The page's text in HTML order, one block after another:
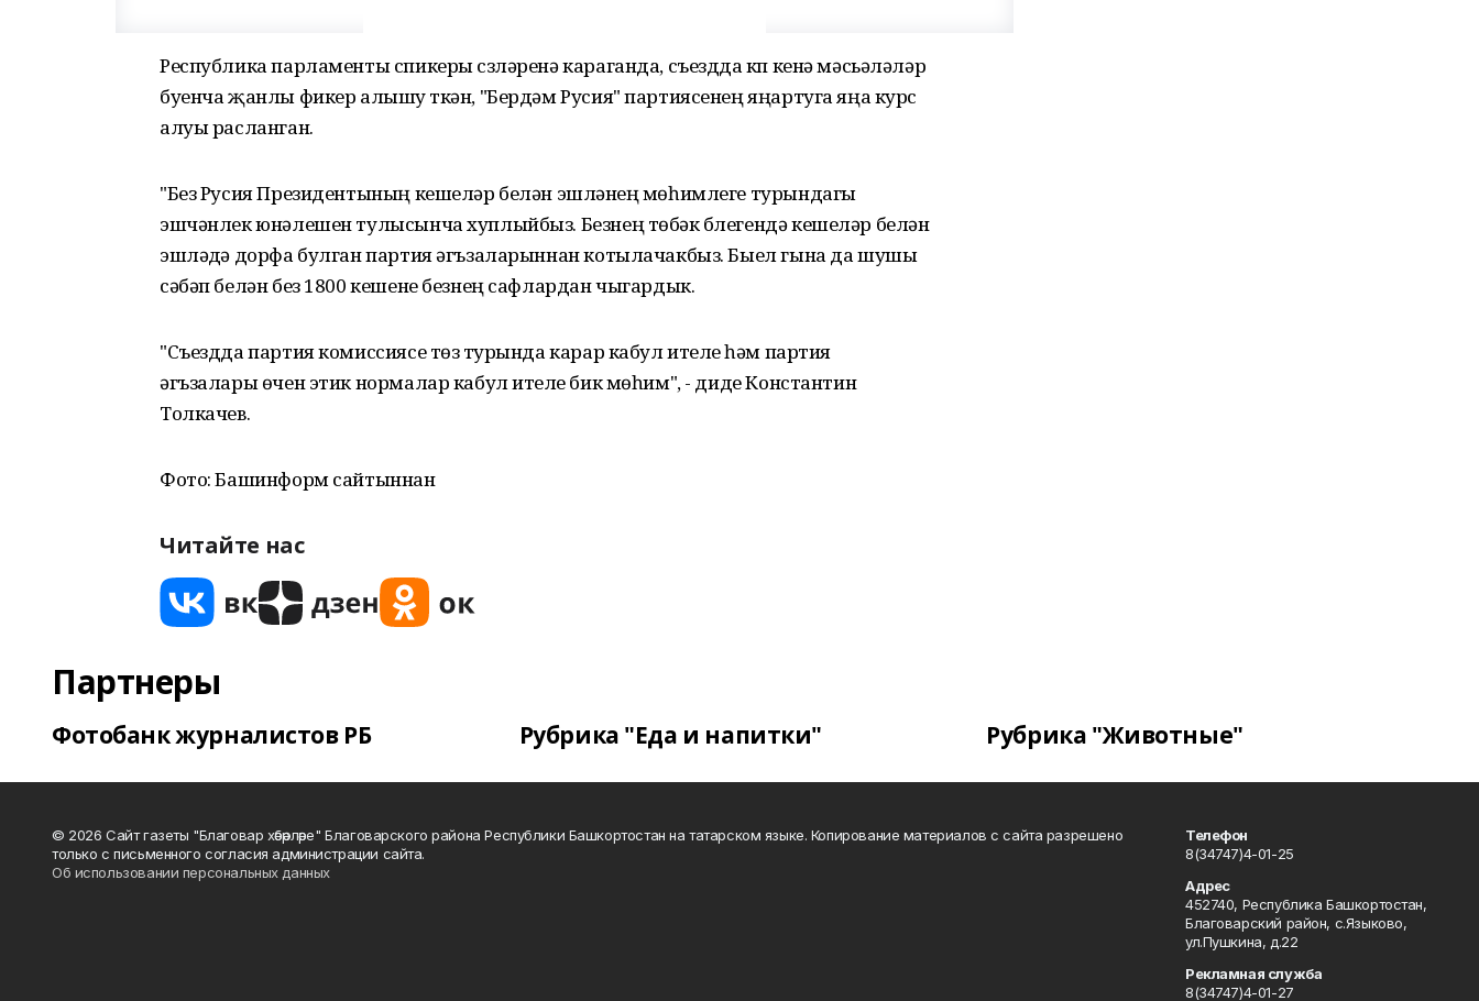
Республика парламенты спикеры сүзләренә караганда, съездда күп кенә мәсьәләләр
буенча җанлы фикер алышу үткән, "Бердәм Русия" партиясенең яңартуга яңа курс
алуы расланган.
"Без Русия Президентының кешеләр белән эшләүнең мөһимлеге турындагы
эшчәнлек юнәлешен тулысынча хуплыйбыз. Безнең төбәк бүлегендә кешеләр белән
эшләүдә дорфа булган партия әгъзаларыннан котылачакбыз. Быел гына да шушы
сәбәп белән без 1800 кешене безнең сафлардан чыгардык.
"Съездда партия комиссиясе төзү турында карар кабул ителүе һәм партия
әгъзалары өчен этик нормалар кабул ителүе бик мөһим", - диде Константин
Толкачев.
Фото: Башинформ сайтыннан
Читайте нас
Партнеры
Фотобанк журналистов РБ Рубрика "Еда и напитки" Рубрика "Животные"
© 2026 Сайт газеты "Благовар хәбәрләре" Благоварского района Республики Башкортостан на татарском языке. Копирование материалов с сайта разрешено
только с письменного согласия администрации сайта.
Об использовании персональных данных
Телефон
8(34747)4-01-25
Адрес
452740, Республика Башкортостан,
Благоварский район, с.Языково,
ул.Пушкина, д.22
Рекламная служба
8(34747)4-01-27